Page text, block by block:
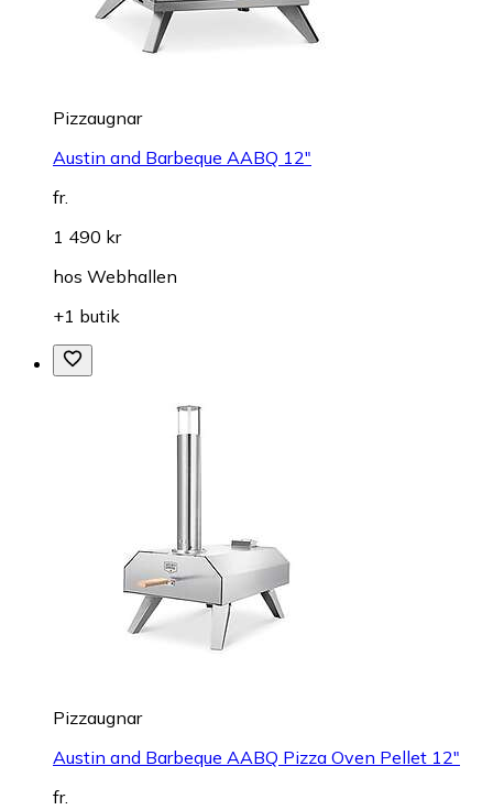
Pizzaugnar
Austin and Barbeque AABQ 12"
fr.
1 490 kr
hos Webhallen
+1 butik
Pizzaugnar
Austin and Barbeque AABQ Pizza Oven Pellet 12"
fr.